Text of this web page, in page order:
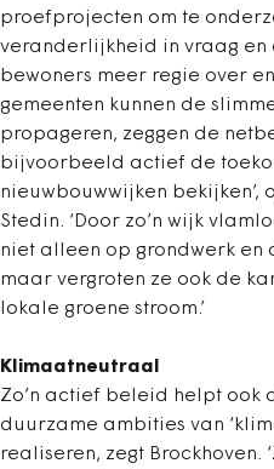
proefprojecten om te
veranderlijkheid in vraag en
bewoners meer regie over
gemeenten kunnen de
propageren, zeggen de
bijvoorbeeld actief de
nieuwbouwwijken bekijken’,
Stedin. ‘Door zo’n wijk
niet alleen op grondwerk en
maar vergroten ze ook de
lokale groene stroom.’
Klimaatneutraal
Zo’n actief beleid helpt ook
duurzame ambities van
realiseren, zegt Brockhoven.